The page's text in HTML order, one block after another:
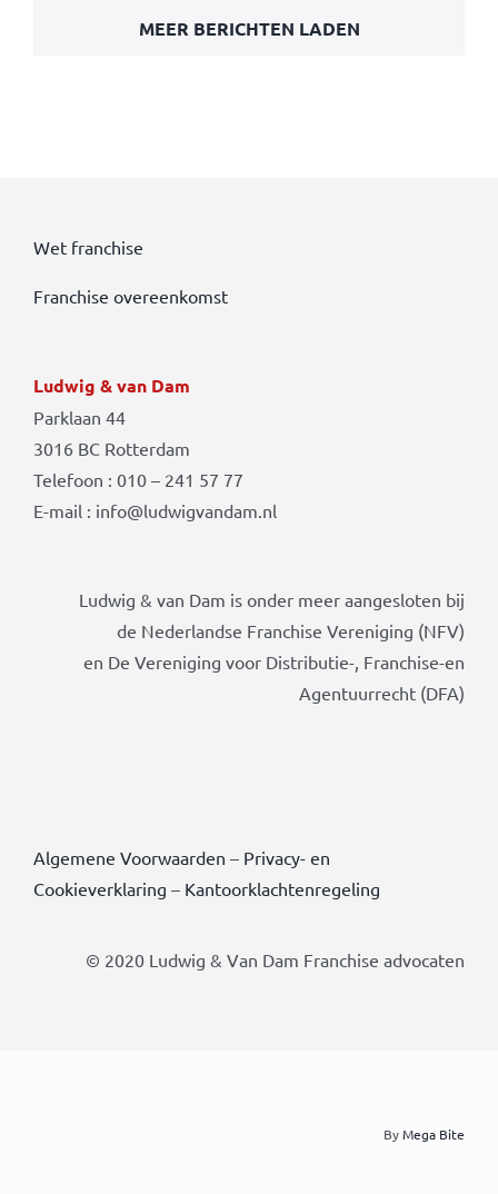
MEER BERICHTEN LADEN
Wet franchise
Franchise overeenkomst
Ludwig & van Dam
Parklaan 44
3016 BC Rotterdam
Telefoon : 010 – 241 57 77
E-mail : info@ludwigvandam.nl
Ludwig & van Dam is onder meer aangesloten bij
de Nederlandse Franchise Vereniging (NFV)
en De Vereniging voor Distributie-, Franchise-en
Agentuurrecht (DFA)
Algemene Voorwaarden – Privacy- en
Cookieverklaring – Kantoorklachtenregeling
© 2020 Ludwig & Van Dam Franchise advocaten
ByMega Bite